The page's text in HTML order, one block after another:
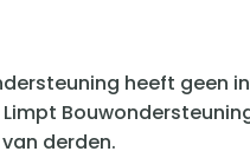
heeft geen
derden.